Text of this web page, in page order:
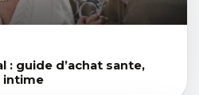
: guide d’achat sante,
intime